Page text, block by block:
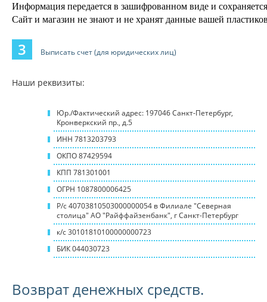
Информация передается в зашифрованном виде и
Сайт и магазин не знают и не хранят данные вашей
3 Выписать счет (для юридических лиц)
Наши реквизиты:
Юр./Фактический адрес: 197046 Санкт-Петербург,
Кронверкский пр., д.5
ИНН 7813203793
ОКПО 87429594
КПП 781301001
ОГРН 1087800006425
Р/с 40703810503000000054 в Филиале "Северная
столица" АО "Райффайзенбанк", г Санкт-Петербург
к/с 30101810100000000723
БИК 044030723
Возврат денежных средств.